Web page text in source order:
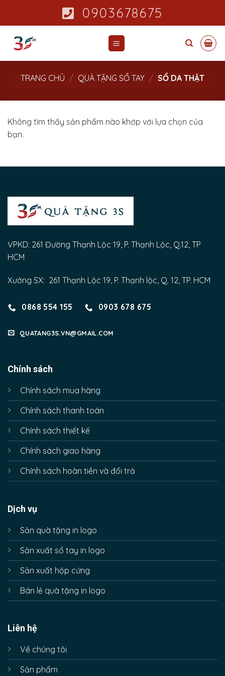
0903678675
TRANG CHỦ / QUÀ TẶNG SỔ TAY / SỔ DA THẬT
Không tìm thấy sản phẩm nào khớp với lựa chọn của
bạn.
VPKD: 261 Đường Thạnh Lộc 19, P. Thạnh Lộc, Q.12, TP
HCM
Xưởng SX: 261 Thạnh Lộc 19, P. Thạnh lộc, Q. 12, TP. HCM
0868 554 155 0903 678 675
QUATANG3S.VN@GMAIL.COM
Chính sách
Chính sách mua hàng
Chính sách thanh toán
Chính sách thiết kế
Chính sách giao hàng
Chính sách hoàn tiền và đổi trả
Dịch vụ
Sản quà tặng in logo
Sản xuất sổ tay in logo
Sản xuất hộp cứng
Bán lẻ quà tặng in logo
Liên hệ
Về chúng tôi
Sản phẩm